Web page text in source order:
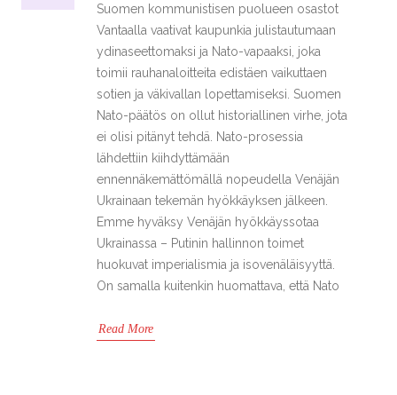
Suomen kommunistisen puolueen osastot
Vantaalla vaativat kaupunkia julistautumaan
ydinaseettomaksi ja Nato-vapaaksi, joka
toimii rauhanaloitteita edistäen vaikuttaen
sotien ja väkivallan lopettamiseksi. Suomen
Nato-päätös on ollut historiallinen virhe, jota
ei olisi pitänyt tehdä. Nato-prosessia
lähdettiin kiihdyttämään
ennennäkemättömällä nopeudella Venäjän
Ukrainaan tekemän hyökkäyksen jälkeen.
Emme hyväksy Venäjän hyökkäyssotaa
Ukrainassa – Putinin hallinnon toimet
huokuvat imperialismia ja isovenäläisyyttä.
On samalla kuitenkin huomattava, että Nato
Read More